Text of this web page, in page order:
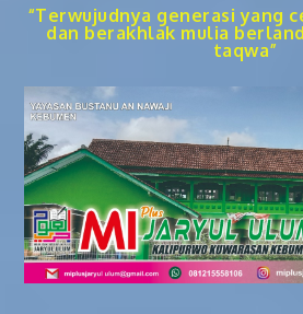
“Terwujudnya generasi yang
dan berakhlak mulia
taqwa”